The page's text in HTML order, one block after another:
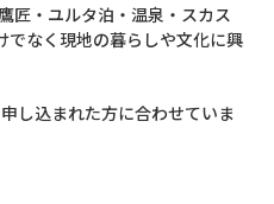
鷹匠・ユルタ泊・温泉・スカス
でなく現地の暮らしや文化に興
し込まれた方に合わせていま